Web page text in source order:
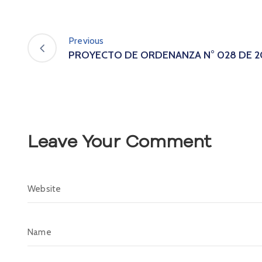
Previous
PROYECTO DE ORDENANZA N° 028 DE
Leave Your Comment